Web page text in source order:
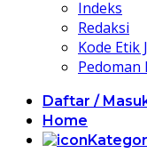
Indeks
Redaksi
Kode Etik
Pedoman
Daftar /
Home